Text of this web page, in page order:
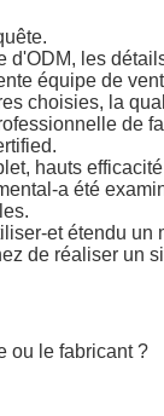
d'ODM, les
équipe de
choisies, la
de
hauts
a été
et étendu
de réaliser un
ou le fabricant ?